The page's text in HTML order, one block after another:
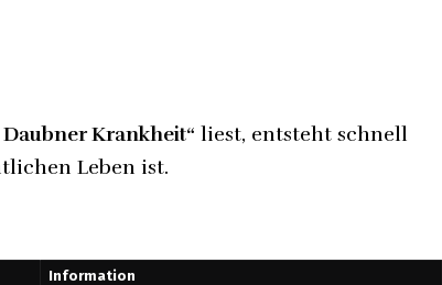
Daubner Krankheit“ liest, entsteht schnell
Leben ist.
Information